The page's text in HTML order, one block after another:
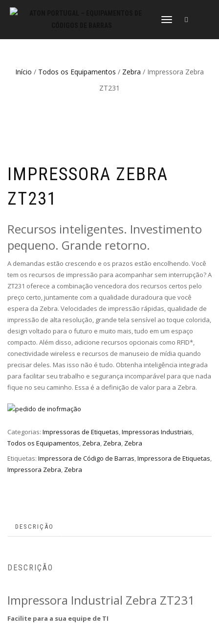
ALTERNAR
Início / Todos os Equipamentos / Zebra / Impressora Zebra
ZT231
IMPRESSORA ZEBRA
ZT231
Recursos inteligentes. Investimento
pequeno. Grande retorno.
A demandas estão crescendo e os prazos estão encolhendo. Você
tem os recursos de impressão para acompanhar sem interrupção? A
ZT231 oferece a combinação vencedora dos recursos certos pelo
preço certo, juntamente com a qualidade duradoura que você
espera da Zebra. Velocidades de impressão rápidas, qualidade de
impressão de alta resolução, grande tela sensível ao toque colorida,
design voltado para o futuro e muito mais, tudo em um espaço
compacto. Além disso, adicione recursos opcionais como RFID*,
conectividade wireless e recursos de manuseio de mídia quando
precisar deles. Mas isso não é tudo. Obtenha inteligência integrada
para facilitar seu trabalho e segurança incomparável para que nada
fique no seu caminho. Essa é a definição de valor para a Zebra.
Categorias: Impressoras de Etiquetas,Impressoras Industriais,
Todos os Equipamentos, Zebra, Zebra, Zebra
Etiquetas: Impressora de Código de Barras,Impressora de Etiquetas,
Impressora Zebra, Zebra
DESCRIÇÃO
DESCRIÇÃO
Impressora Industrial Zebra ZT231
Facilite para a sua equipe de TI